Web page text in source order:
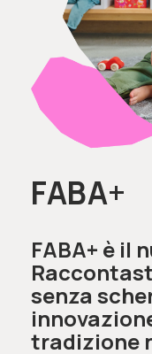
FABA+
FABA+ è il
senza
tradizione